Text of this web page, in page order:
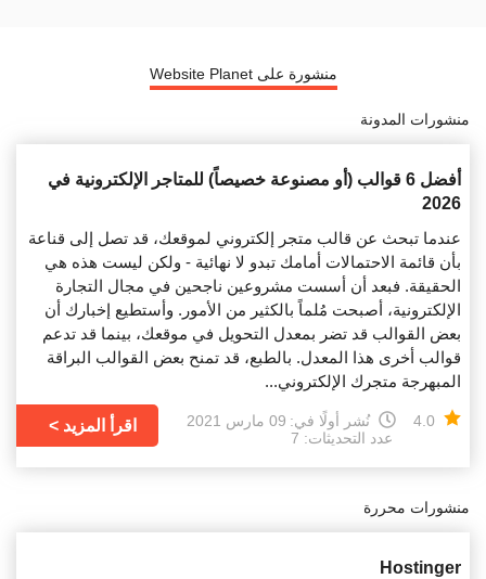
منشورة على Website Planet
منشورات المدونة
أفضل 6 قوالب (أو مصنوعة خصيصاً) للمتاجر الإلكترونية في
2026
عندما تبحث عن قالب متجر إلكتروني لموقعك، قد تصل إلى قناعة
بأن قائمة الاحتمالات أمامك تبدو لا نهائية - ولكن ليست هذه هي
الحقيقة. فبعد أن أسست مشروعين ناجحين في مجال التجارة
الإلكترونية، أصبحت مُلماً بالكثير من الأمور. وأستطيع إخبارك أن
بعض القوالب قد تضر بمعدل التحويل في موقعك، بينما قد تدعم
قوالب أخرى هذا المعدل. بالطبع، قد تمنح بعض القوالب البراقة
المبهرجة متجرك الإلكتروني...
4.0 نُشر أولًا في: 09 مارس 2021
عدد التحديثات: 7
اقرأ المزيد
منشورات محررة
Hostinger